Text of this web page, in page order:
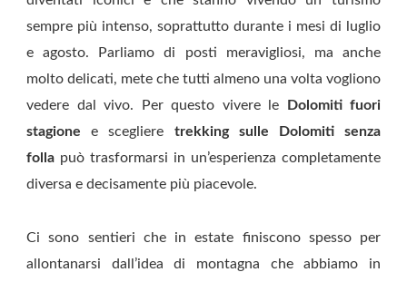
sempre più intenso, soprattutto durante i mesi di luglio
e agosto. Parliamo di posti meravigliosi, ma anche
molto delicati, mete che tutti almeno una volta vogliono
vedere dal vivo. Per questo vivere le
Dolomiti fuori
stagionee scegliere trekking sulle Dolomiti senza
folla può trasformarsi in un’esperienza completamente
diversa e decisamente più piacevole.
Ci sono sentieri che in estate finiscono spesso per
allontanarsi dall’idea di montagna che abbiamo in